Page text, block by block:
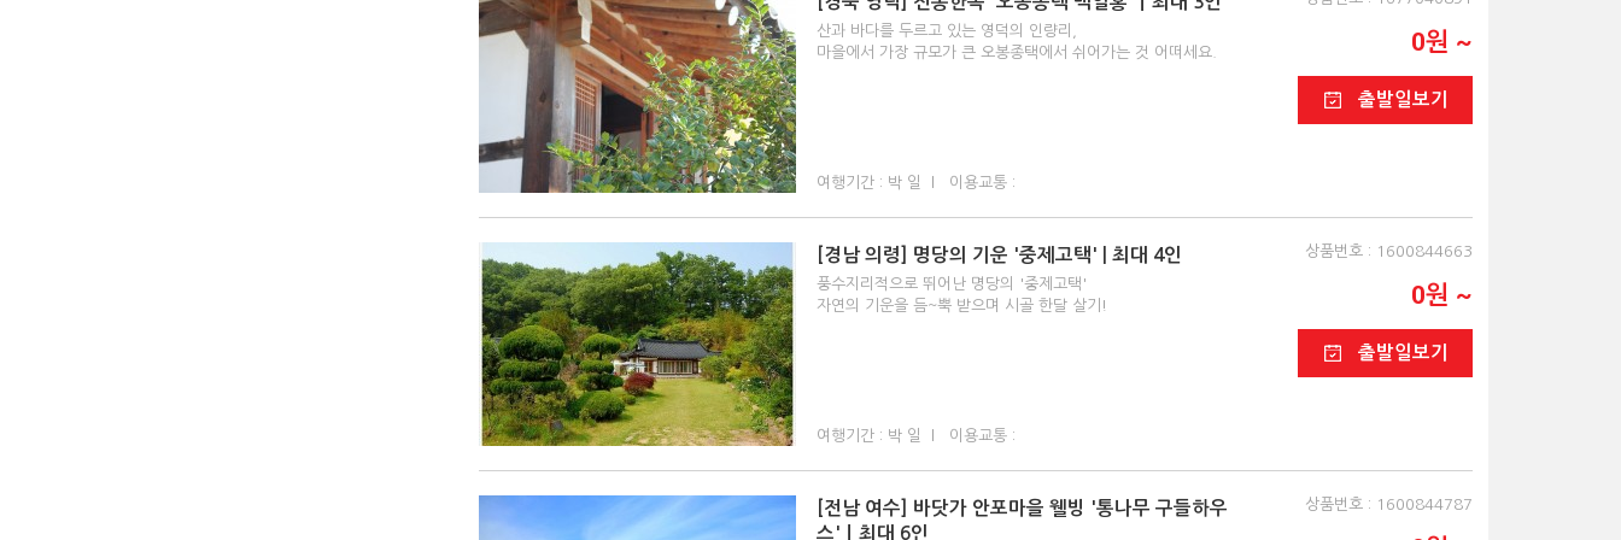
산과 바다를 두르고 있는 영덕의 인량리,
마을에서 가장 규모가 큰 오봉종택에서 쉬어가는 것 어떠세요.
여행기간 : 박 일 l 이용교통 :
0원 ~
출발일보기
[경남 의령] 명당의 기운 '중제고택' | 최대 4인
풍수지리적으로 뛰어난 명당의 '중제고택'
자연의 기운을 듬~뿍 받으며 시골 한달 살기!
여행기간 : 박 일 l 이용교통 :
상품번호 : 1600844663
0원 ~
출발일보기
[전남 여수] 바닷가 안포마을 웰빙 '통나무 구들하우
스'ㅣ최대 6인
상품번호 : 1600844787